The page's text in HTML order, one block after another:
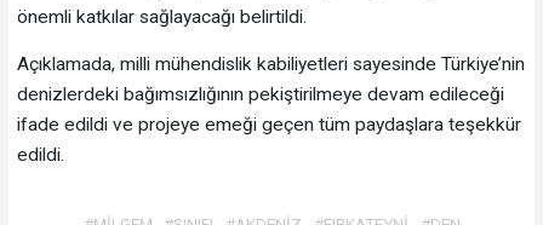
önemli katkılar sağlayacağı belirtildi.
Açıklamada, milli mühendislik kabiliyetleri sayesinde Türkiye’nin
denizlerdeki bağımsızlığının pekiştirilmeye devam edileceği
ifade edildi ve projeye emeği geçen tüm paydaşlara teşekkür
edildi.